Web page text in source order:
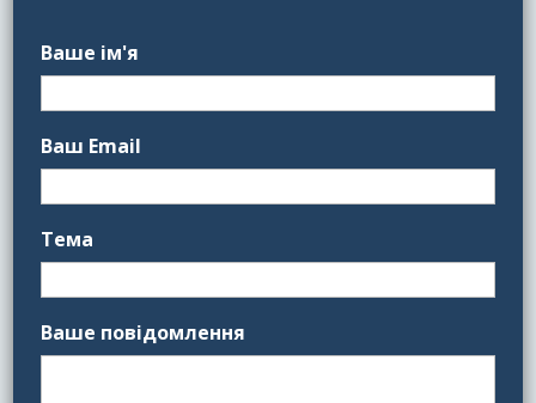
Ваше ім'я
Ваш Email
Тема
Ваше повідомлення